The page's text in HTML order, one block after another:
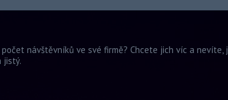
návštěvníků ve své firmě? Chcete jich víc a
jistý.